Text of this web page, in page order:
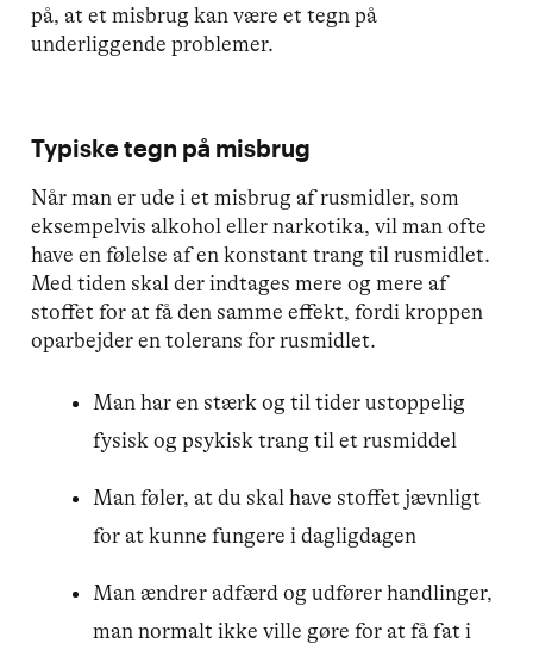
på, at et misbrug kan være et tegn på
underliggende problemer.
Typiske tegn på misbrug
Når man er ude i et misbrug af rusmidler, som
eksempelvis alkohol eller narkotika, vil man ofte
have en følelse af en konstant trang til rusmidlet.
Med tiden skal der indtages mere og mere af
stoffet for at få den samme effekt, fordi kroppen
oparbejder en tolerans for rusmidlet.
Man har en stærk og til tider ustoppelig
fysisk og psykisk trang til et rusmiddel
Man føler, at du skal have stoffet jævnligt
for at kunne fungere i dagligdagen
Man ændrer adfærd og udfører handlinger,
man normalt ikke ville gøre for at få fat i